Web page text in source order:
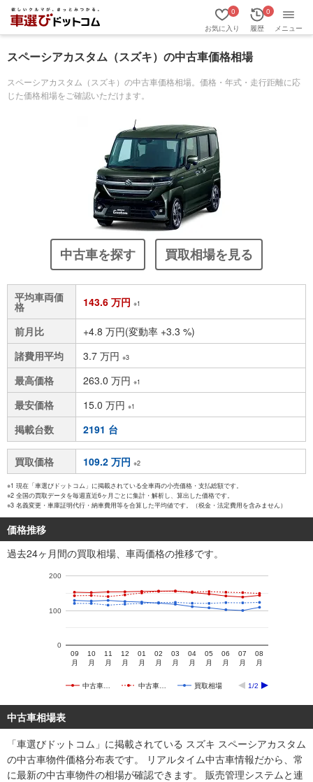
お気に入り
0
履歴
0
メニュー
スペーシアカスタム（スズキ）の中古車価格相場
スペーシアカスタム（スズキ）の中古車価格相場。価格・年式・走行距離に応
じた価格相場をご確認いただけます。
中古車を探す 買取相場を見る
平均車両価
格 143.6 万円 ※1
前月比
+4.8 万円(変動率 +3.3 %)
諸費用平均
3.7 万円 ※3
最高価格 263.0 万円 ※1
最安価格 15.0 万円 ※1
掲載台数 2191 台
買取価格 109.2 万円 ※2
※1 現在「車選びドットコム」に掲載されている全車両の小売価格・支払総額です。
※2 全国の買取データを毎週直近6ヶ月ごとに集計・解析し、算出した価格です。
※3 名義変更・車庫証明代行・納車費用等を合算した平均値です。（税金・法定費用を含みません）
価格推移
過去24ヶ月間の買取相場、車両価格の推移です。
中古車… 中古車… 買取相場 1/2
09
月
10
月
11
月
12
月
01
月
02
月
03
月
04
月
05
月
06
月
07
月
08
月
0
100
200
中古車相場表
「車選びドットコム」に掲載されている スズキ スペーシアカスタム
の中古車物件価格分布表です。 リアルタイム中古車情報だから、常
に最新の中古車物件の相場が確認できます。 販売管理システムと連